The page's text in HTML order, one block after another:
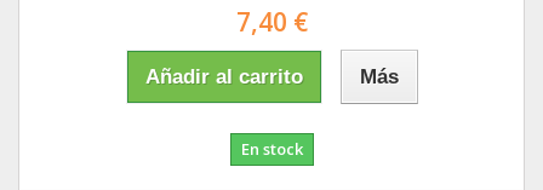
7,40 €
Añadir al carrito Más
En stock